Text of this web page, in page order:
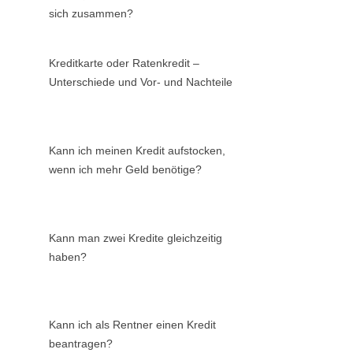
sich zusammen?
Kreditkarte oder Ratenkredit –
Unterschiede und Vor- und Nachteile
Kann ich meinen Kredit aufstocken,
wenn ich mehr Geld benötige?
Kann man zwei Kredite gleichzeitig
haben?
Kann ich als Rentner einen Kredit
beantragen?